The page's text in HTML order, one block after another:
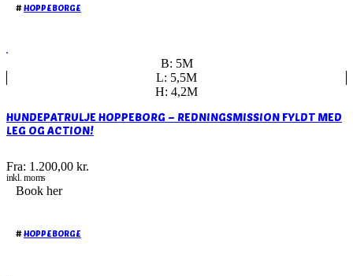
#HOPPEBORGE
B: 5M
L: 5,5M
H: 4,2M
HUNDEPATRULJE HOPPEBORG – REDNINGSMISSION FYLDT MED
LEG OG ACTION!
Fra: 1.200,00 kr.
inkl. moms
Book her
#HOPPEBORGE